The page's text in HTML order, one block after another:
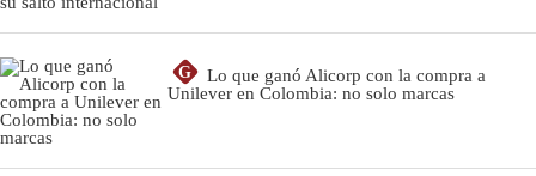
G
Lo que ganó Alicorp con la compra a
Unilever en Colombia: no solo marcas